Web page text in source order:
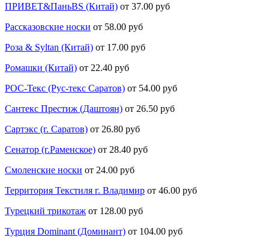
ПРИВЕТ&ПаньBS (Китай) от 37.00 руб
Рассказовские носки от 58.00 руб
Роза & Syltan (Китай) от 17.00 руб
Ромашки (Китай) от 22.40 руб
РОС-Текс (Рус-текс Саратов) от 54.00 руб
Сантекс Престиж (Даштоян) от 26.50 руб
Сартэкс (г. Саратов) от 26.80 руб
Сенатор (г.Раменское) от 28.40 руб
Смоленские носки от 24.00 руб
Территория Текстиля г. Владимир от 46.00 руб
Турецкий трикотаж от 128.00 руб
Турция Dominant (Доминант) от 104.00 руб